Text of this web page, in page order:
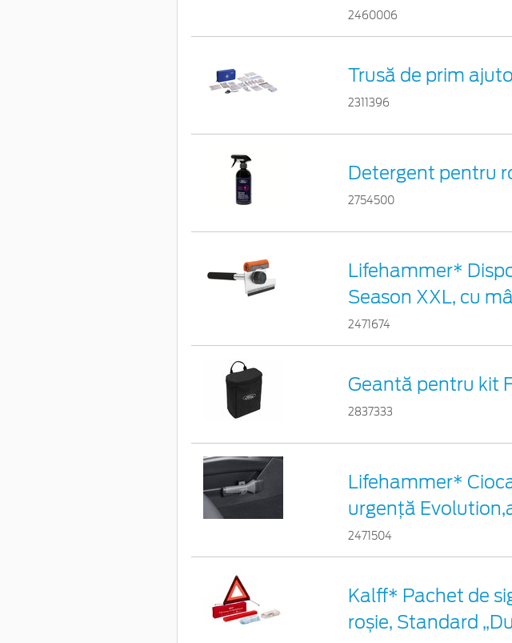
2460006
Trusă de prim
2311396
Detergent pentru
2754500
Lifehammer*
Season XXL, cu
2471674
Geantă pentru kit
2837333
Lifehammer*
urgenţă
2471504
Kalff* Pachet de
roșie, Standard